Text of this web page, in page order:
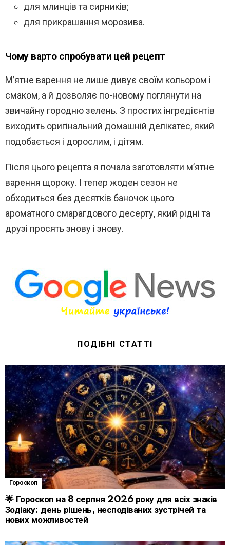
для млинців та сирників;
для прикрашання морозива.
Чому варто спробувати цей рецепт
М’ятне варення не лише дивує своїм кольором і
смаком, а й дозволяє по-новому поглянути на
звичайну городню зелень. З простих інгредієнтів
виходить оригінальний домашній делікатес, який
подобається і дорослим, і дітям.
Після цього рецепта я почала заготовляти м’ятне
варення щороку. І тепер жоден сезон не
обходиться без десятків баночок цього
ароматного смарагдового десерту, який рідні та
друзі просять знову і знову.
ПОДІБНІ СТАТТІ
Гороскоп
🌟 Гороскоп на 8 серпня 2026 року для всіх знаків
Зодіаку: день рішень, несподіваних зустрічей та
нових можливостей